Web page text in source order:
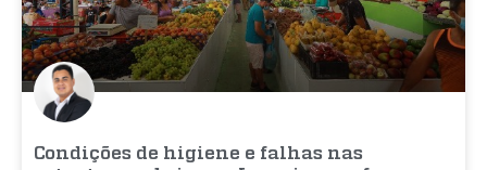
Condições de higiene e falhas nas